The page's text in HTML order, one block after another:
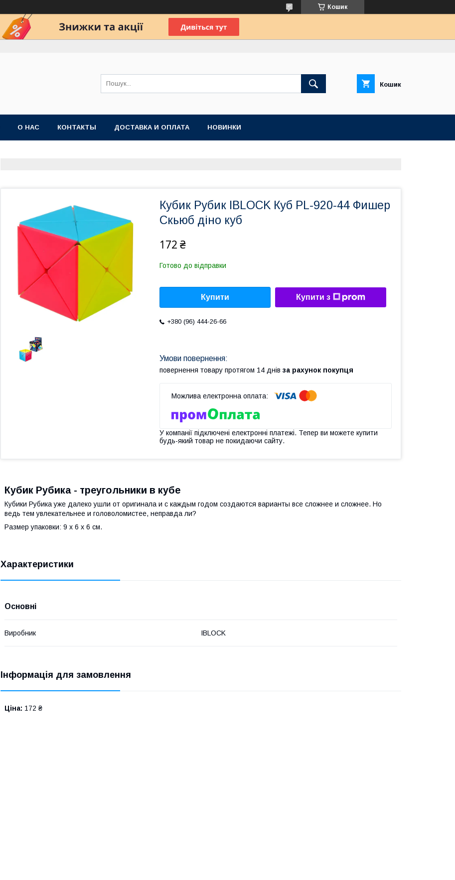
Кошик
Кошик
О НАС КОНТАКТЫ ДОСТАВКА И ОПЛАТА НОВИНКИ
Кубик Рубик IBLOCK Куб PL-920-44 Фишер
Скьюб діно куб
172 ₴
Готово до відправки
Купити Купити з
+380 (96) 444-26-66
повернення товару протягом 14 днів за рахунок покупця
У компанії підключені електронні платежі. Тепер ви можете купити
будь-який товар не покидаючи сайту.
Кубик Рубика - треугольники в кубе
Кубики Рубика уже далеко ушли от оригинала и с каждым годом создаются варианты все сложнее и сложнее. Но
ведь тем увлекательнее и головоломистее, неправда ли?
Размер упаковки: 9 х 6 х 6 см.
Характеристики
Основні
Виробник IBLOCK
Інформація для замовлення
Ціна: 172 ₴